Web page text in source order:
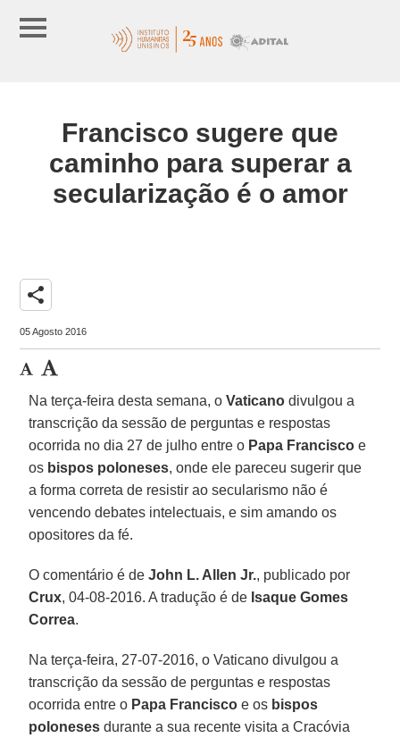
Francisco sugere que
caminho para superar a
secularização é o amor
share
05 Agosto 2016
Na terça-feira desta semana, o Vaticano divulgou a
transcrição da sessão de perguntas e respostas
ocorrida no dia 27 de julho entre o Papa Francisco e
os bispos poloneses, onde ele pareceu sugerir que
a forma correta de resistir ao secularismo não é
vencendo debates intelectuais, e sim amando os
opositores da fé.
O comentário é de John L. Allen Jr., publicado por
Crux, 04-08-2016. A tradução é de Isaque Gomes
Correa.
Na terça-feira, 27-07-2016, o Vaticano divulgou a
transcrição da sessão de perguntas e respostas
ocorrida entre o Papa Francisco e os bispos
poloneses durante a sua recente visita a Cracóvia